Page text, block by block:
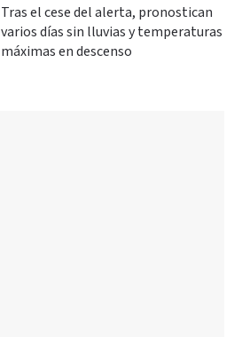
Tras el cese del alerta, pronostican
varios días sin lluvias y temperaturas
máximas en descenso